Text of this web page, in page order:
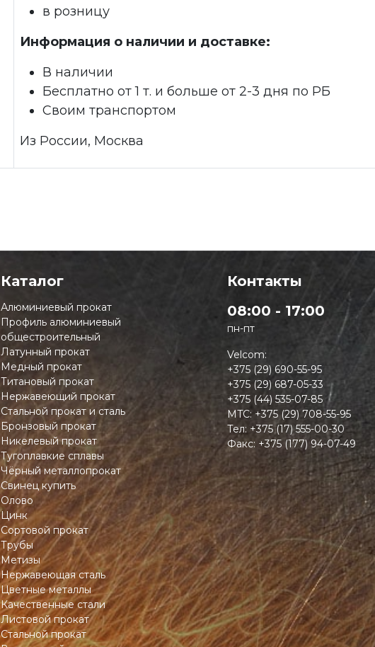
в розницу
Информация о наличии и доставке:
В наличии
Бесплатно от 1 т. и больше от 2-3 дня по РБ
Своим транспортом
Из России, Москва
Каталог
Алюминиевый прокат
Профиль алюминиевый
общестроительный
Латунный прокат
Медный прокат
Титановый прокат
Нержавеющий прокат
Стальной прокат и сталь
Бронзовый прокат
Никелевый прокат
Тугоплавкие сплавы
Чёрный металлопрокат
Свинец купить
Олово
Цинк
Сортовой прокат
Трубы
Метизы
Нержавеющая сталь
Цветные металлы
Качественные стали
Листовой прокат
Стальной прокат
Контакты
08:00 - 17:00
пн-пт
Velcom:
+375 (29) 690-55-95
+375 (29) 687-05-33
+375 (44) 535-07-85
MTC: +375 (29) 708-55-95
Тел: +375 (17) 555-00-30
Факс: +375 (177) 94-07-49